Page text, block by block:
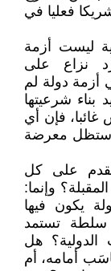
فعليا في
ليست أزمة
نزاع على
أزمة دولة لم
بناء شرعيتها
فإن أي
ستظل معرضة
على كل
وإنما:
يكون فيها
سلطة تستمد
الدولية؟ هل
أمامه، أم